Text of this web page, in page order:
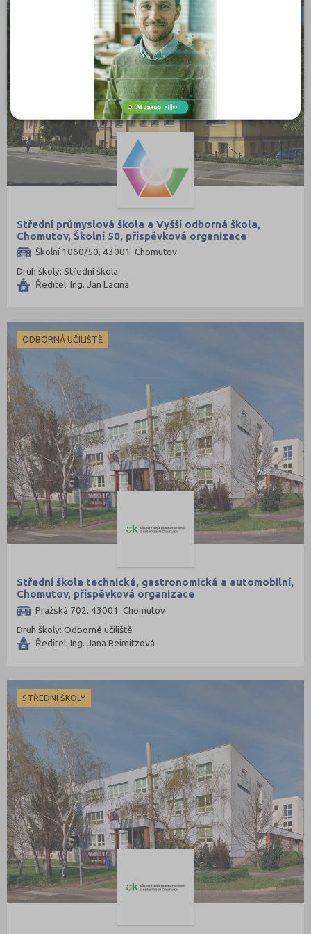
Střední průmyslová škola a Vyšší odborná škola,
Chomutov, Školní 50, příspěvková organizace
Školní 1060/50, 43001 Chomutov
Druh školy: Střední škola
Ředitel: Ing. Jan Lacina
ODBORNÁ UČILIŠTĚ
Střední škola technická, gastronomická a automobilní,
Chomutov, příspěvková organizace
Pražská 702, 43001 Chomutov
Druh školy: Odborné učiliště
Ředitel: Ing. Jana Reimitzová
STŘEDNÍ ŠKOLY